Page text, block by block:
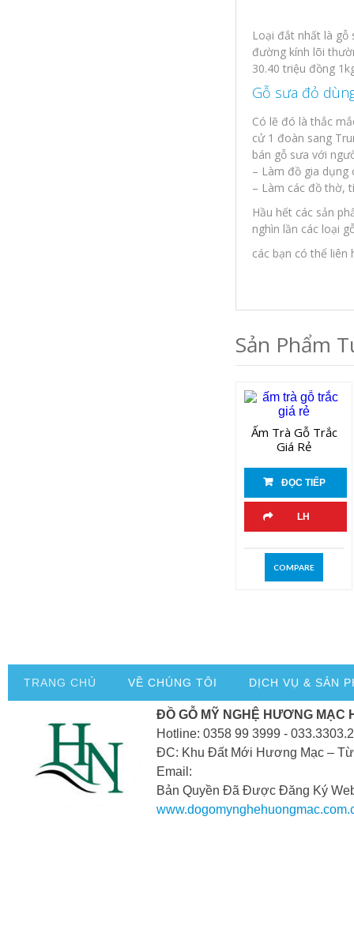
Loại đắt nhất là
đường kính lõi
30.40 triệu đồng
Gỗ sưa đỏ
Có lẽ đó là thắc
cử 1 đoàn sang
bán gỗ sưa với
– Làm đồ gia
– Làm các đồ thờ,
Hầu hết các sản
nghìn lần các loại
các bạn có thể
Sản Phẩm
Ấm Trà Gỗ Trắc
Giá Rẻ
ĐỌC TIẾP
LH
COMPARE
TRANG CHỦ VỀ CHÚNG TÔI DỊCH VỤ & SẢN
ĐỒ GỖ MỸ NGHỆ HƯƠNG MẠC
Hotline: 0358 99 3999 -
ĐC: Khu Đất Mới Hương Mạc –
Email:
Bản Quyền Đã Được Đăng Ký